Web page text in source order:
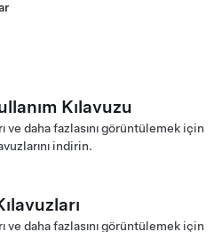
Kılavuzu - Avrupa
Kılavuzu - Avrupa
Kılavuzu - Avrupa
Kılavuzu - Avrupa
Kılavuzu - Avrupa
Kılavuzu - Kore
Kılavuzu - Kore (한국어)
Kılavuzu - Makao
Kılavuzu - Makao (中文)
Kılavuzu - Yeni Zelanda
Kılavuzu - Kuzey
Kılavuzu - Kuzey
Kullanım Kılavuzu -
Kılavuzu - Avrupa
Kılavuzu - Avrupa
Kılavuzu - Avrupa
Kılavuzu - Avustralya
Kılavuzu
ve daha fazlasını görüntülemek için
indirin.
Kılavuzu (Čeština)
Kılavuzu (Dansk)
ve daha fazlasını görüntülemek için